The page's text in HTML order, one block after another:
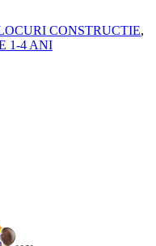
CONSTRUCTIE,
1-4 ANI